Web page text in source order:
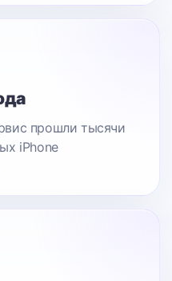
прошли тысячи
iPhone